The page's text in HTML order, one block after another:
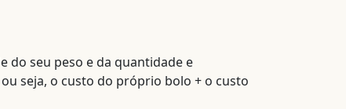
do seu peso e da quantidade e
seja, o custo do próprio bolo + o custo